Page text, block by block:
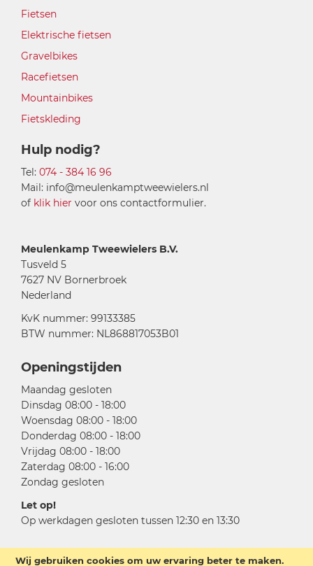
Wij gebruiken cookies om uw ervaring beter te maken.
Fietsen
Elektrische fietsen
Gravelbikes
Racefietsen
Mountainbikes
Fietskleding
Hulp nodig?
Tel: 074 - 384 16 96
Mail: info@meulenkamptweewielers.nl
of klik hier voor ons contactformulier.
Meulenkamp Tweewielers B.V.
Tusveld 5
7627 NV Bornerbroek
Nederland
KvK nummer: 99133385
BTW nummer: NL868817053B01
Openingstijden
Maandag gesloten
Dinsdag 08:00 - 18:00
Woensdag 08:00 - 18:00
Donderdag 08:00 - 18:00
Vrijdag 08:00 - 18:00
Zaterdag 08:00 - 16:00
Zondag gesloten
Let op!
Op werkdagen gesloten tussen 12:30 en 13:30